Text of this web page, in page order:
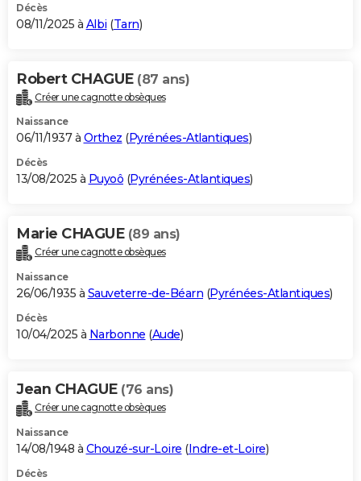
Décès
08/11/2025 à Albi (Tarn)
Robert CHAGUE (87 ans)
Créer une cagnotte obsèques
Naissance
06/11/1937 à Orthez (Pyrénées-Atlantiques)
Décès
13/08/2025 à Puyoô (Pyrénées-Atlantiques)
Marie CHAGUE (89 ans)
Créer une cagnotte obsèques
Naissance
26/06/1935 à Sauveterre-de-Béarn (Pyrénées-Atlantiques)
Décès
10/04/2025 à Narbonne (Aude)
Jean CHAGUE (76 ans)
Créer une cagnotte obsèques
Naissance
14/08/1948 à Chouzé-sur-Loire (Indre-et-Loire)
Décès